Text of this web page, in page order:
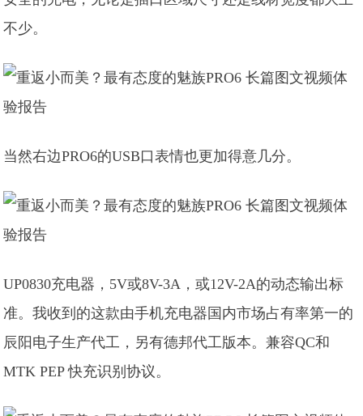
不少。
当然右边PRO6的USB口表情也更加得意几分。
UP0830充电器，5V或8V-3A，或12V-2A的动态输出标
准。我收到的这款由手机充电器国内市场占有率第一的
辰阳电子生产代工，另有德邦代工版本。兼容QC和
MTK PEP 快充识别协议。